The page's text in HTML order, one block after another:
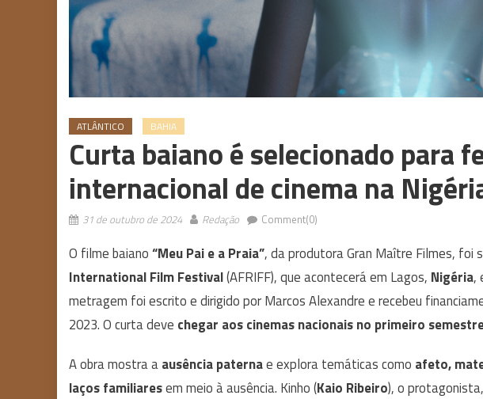
ATLÂNTICO BAHIA
Curta baiano é selecionado para
internacional de cinema na
31 de outubro de 2024 Redação Comment(0)
O filme baiano“Meu Pai e a Praia”, da produtora Gran Maître Filmes, foi
International Film Festival(AFRIFF), que acontecerá em Lagos, Nigéria,
metragem foi escrito e dirigido por Marcos Alexandre e recebeu
2023. O curta deve chegar aos cinemas nacionais no primeiro
A obra mostra aausência paternae explora temáticas como afeto,
laços familiaresem meio à ausência. Kinho (Kaio Ribeiro), o